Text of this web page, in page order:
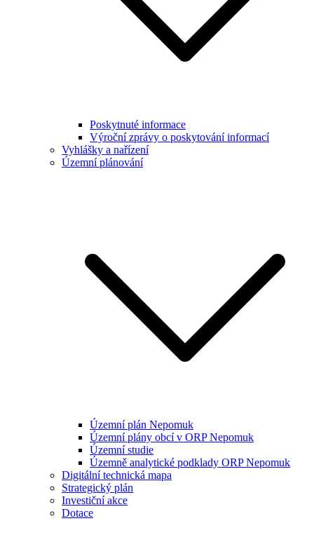
Poskytnuté informace
Výroční zprávy o poskytování informací
Vyhlášky a nařízení
Územní plánování
Územní plán Nepomuk
Územní plány obcí v ORP Nepomuk
Územní studie
Územně analytické podklady ORP Nepomuk
Digitální technická mapa
Strategický plán
Investiční akce
Dotace